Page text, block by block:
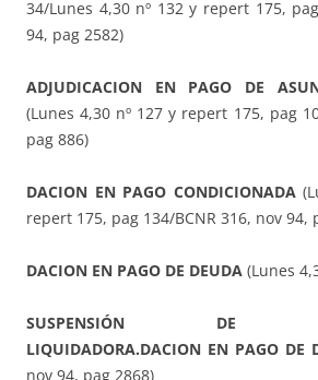
34/Lunes 4,30 nº 132 y repert 175,
94, pag 2582)
ADJUDICACION EN PAGO DE
(Lunes 4,30 nº 127 y repert 175, pag
pag 886)
DACION EN PAGO CONDICIONADA
repert 175, pag 134/BCNR 316, nov 94,
DACION EN PAGO DE DEUDA (Lunes
SUSPENSIÓN DE
LIQUIDADORA.DACION EN PAGO DE
nov 94, pag 2868)